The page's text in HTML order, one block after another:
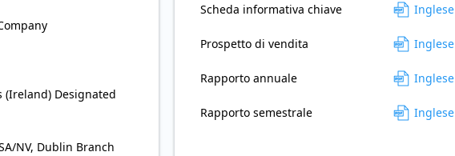
(Ireland) Designated
NV, Dublin Branch
Scheda informativa chiave Inglese
Prospetto di vendita Inglese
Rapporto annuale Inglese
Rapporto semestrale Inglese